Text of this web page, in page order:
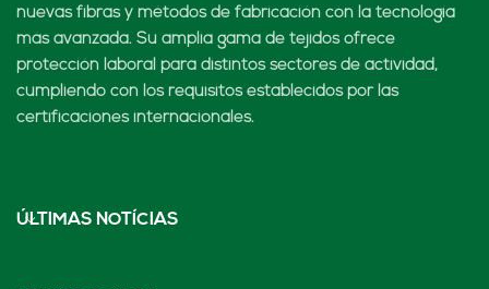
nuevas fibras y métodos de fabricación con la tecnología
más avanzada. Su amplia gama de tejidos ofrece
protección laboral para distintos sectores de actividad,
cumpliendo con los requisitos establecidos por las
certificaciones internacionales.
ÚLTIMAS NOTÍCIAS